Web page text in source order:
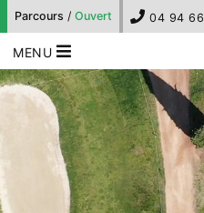
Parcours / Ouvert 04 94
MENU